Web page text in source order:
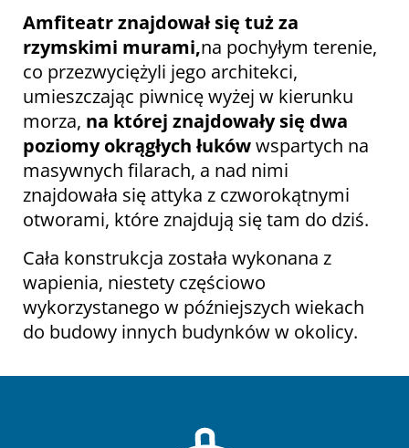
Amfiteatr znajdował się tuż za
rzymskimi murami,na pochyłym terenie,
co przezwyciężyli jego architekci,
umieszczając piwnicę wyżej w kierunku
morza, na której znajdowały się dwa
poziomy okrągłych łukówwspartych na
masywnych filarach, a nad nimi
znajdowała się attyka z czworokątnymi
otworami, które znajdują się tam do dziś.
Cała konstrukcja została wykonana z
wapienia, niestety częściowo
wykorzystanego w późniejszych wiekach
do budowy innych budynków w okolicy.